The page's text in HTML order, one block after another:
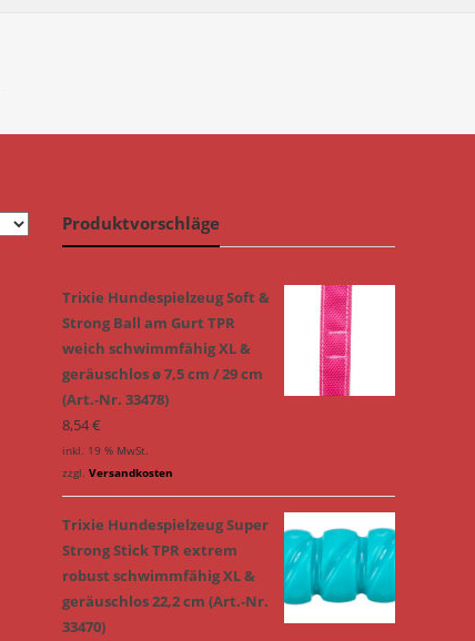
Produktvorschläge
Trixie Hundespielzeug Soft &
Strong Ball am Gurt TPR
weich schwimmfähig XL &
geräuschlos ø 7,5 cm / 29 cm
(Art.-Nr. 33478)
8,54€
inkl. 19 % MwSt.
zzgl. Versandkosten
Trixie Hundespielzeug Super
Strong Stick TPR extrem
robust schwimmfähig XL &
geräuschlos 22,2 cm (Art.-Nr.
33470)